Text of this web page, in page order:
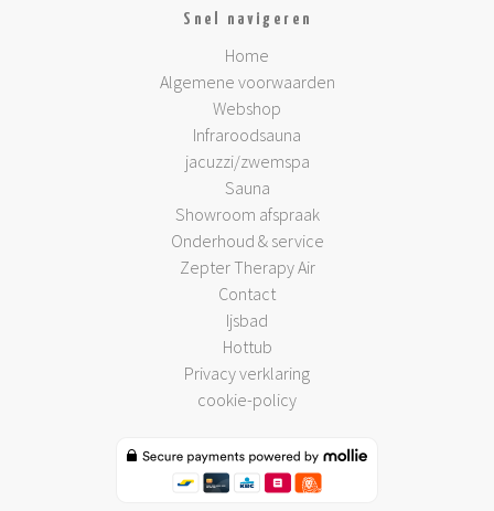
Snel navigeren
Home
Algemene voorwaarden
Webshop
Infraroodsauna
jacuzzi/zwemspa
Sauna
Showroom afspraak
Onderhoud & service
Zepter Therapy Air
Contact
Ijsbad
Hottub
Privacy verklaring
cookie-policy